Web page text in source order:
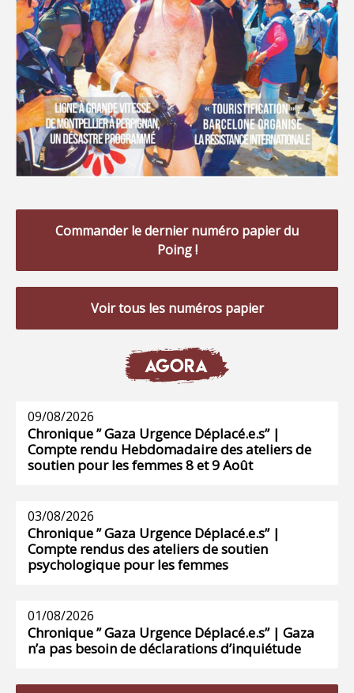
Commander le dernier numéro papier du
Poing !
Voir tous les numéros papier
AGORA
09/08/2026
Chronique ” Gaza Urgence Déplacé.e.s” |
Compte rendu Hebdomadaire des ateliers de
soutien pour les femmes 8 et 9 Août
03/08/2026
Chronique ” Gaza Urgence Déplacé.e.s” |
Compte rendus des ateliers de soutien
psychologique pour les femmes
01/08/2026
Chronique ” Gaza Urgence Déplacé.e.s” | Gaza
n’a pas besoin de déclarations d’inquiétude